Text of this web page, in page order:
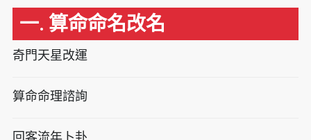
一. 算命命名改名
奇門天星改運
算命命理諮詢